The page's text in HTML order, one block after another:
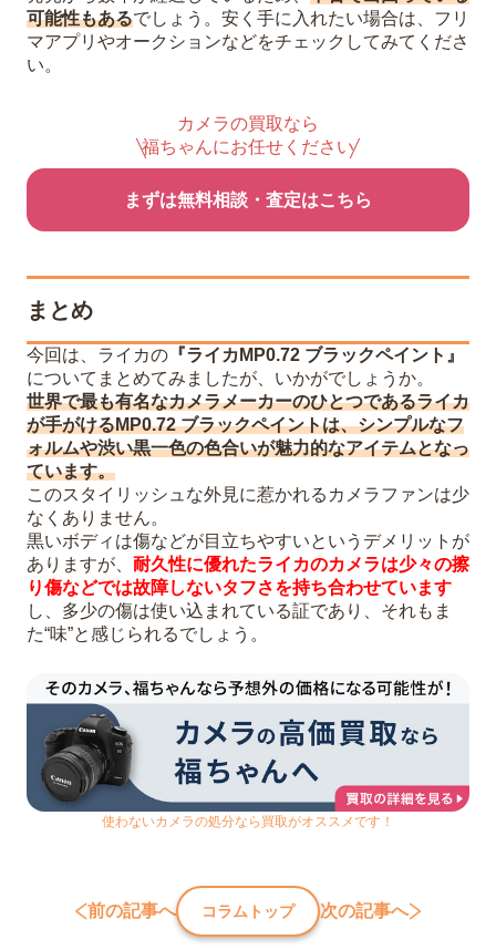
可能性もあるでしょう。安く手に入れたい場合は、フリ
マアプリやオークションなどをチェックしてみてくださ
い。
カメラの買取なら
福ちゃんにお任せください
まずは無料相談・査定はこちら
まとめ
今回は、ライカの 『ライカMP0.72 ブラックペイント』
についてまとめてみましたが、いかがでしょうか。
世界で最も有名なカメラメーカーのひとつであるライカ
が手がけるMP0.72 ブラックペイントは、シンプルなフ
ォルムや渋い黒一色の色合いが魅力的なアイテムとなっ
ています。
このスタイリッシュな外見に惹かれるカメラファンは少
なくありません。
黒いボディは傷などが目立ちやすいというデメリットが
ありますが、 耐久性に優れたライカのカメラは少々の擦
り傷などでは故障しないタフさを持ち合わせています
し、多少の傷は使い込まれている証であり、それもま
た“味”と感じられるでしょう。
使わないカメラの処分なら買取がオススメです！
前の記事へ コラムトップ 次の記事へ